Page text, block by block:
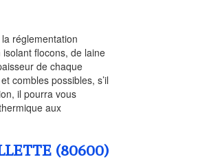
réglementation
isolant flocons, de laine
de chaque
combles possibles, s’il
il pourra vous
aux
(80600)